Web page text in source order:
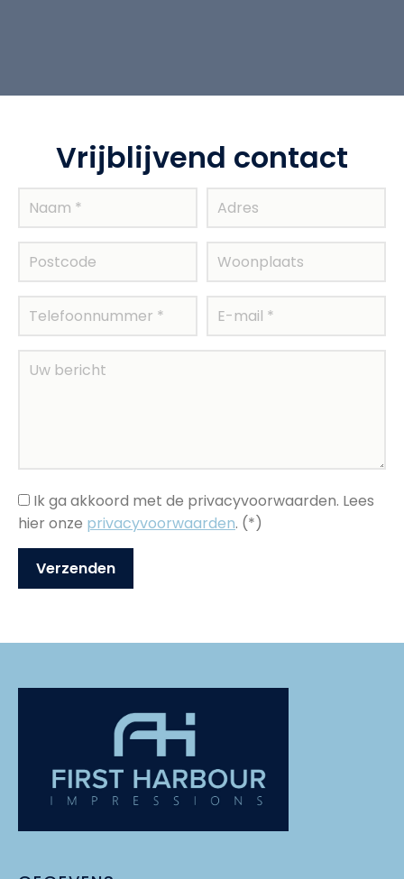
Vrijblijvend contact
Ik ga akkoord met de privacyvoorwaarden. Lees
hier onze privacyvoorwaarden. (*)